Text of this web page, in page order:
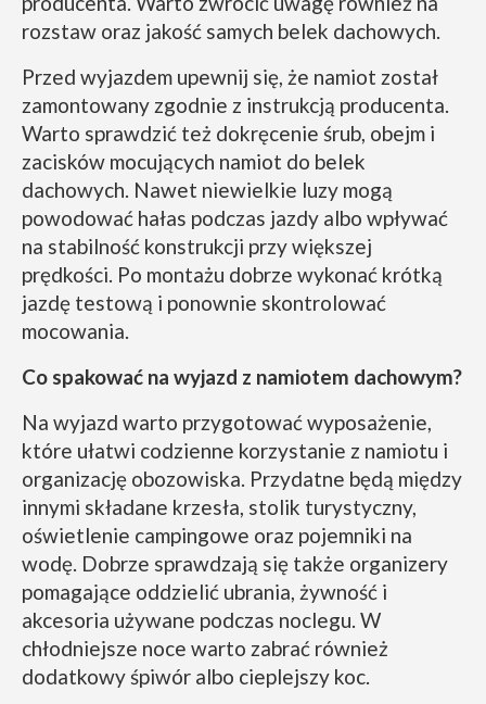
rozstaw oraz jakość samych belek dachowych.
Przed wyjazdem upewnij się, że namiot został
zamontowany zgodnie z instrukcją producenta.
Warto sprawdzić też dokręcenie śrub, obejm i
zacisków mocujących namiot do belek
dachowych. Nawet niewielkie luzy mogą
powodować hałas podczas jazdy albo wpływać
na stabilność konstrukcji przy większej
prędkości. Po montażu dobrze wykonać krótką
jazdę testową i ponownie skontrolować
mocowania.
Co spakować na wyjazd z namiotem dachowym?
Na wyjazd warto przygotować wyposażenie,
które ułatwi codzienne korzystanie z namiotu i
organizację obozowiska. Przydatne będą między
innymi składane krzesła, stolik turystyczny,
oświetlenie campingowe oraz pojemniki na
wodę. Dobrze sprawdzają się także organizery
pomagające oddzielić ubrania, żywność i
akcesoria używane podczas noclegu. W
chłodniejsze noce warto zabrać również
dodatkowy śpiwór albo cieplejszy koc.